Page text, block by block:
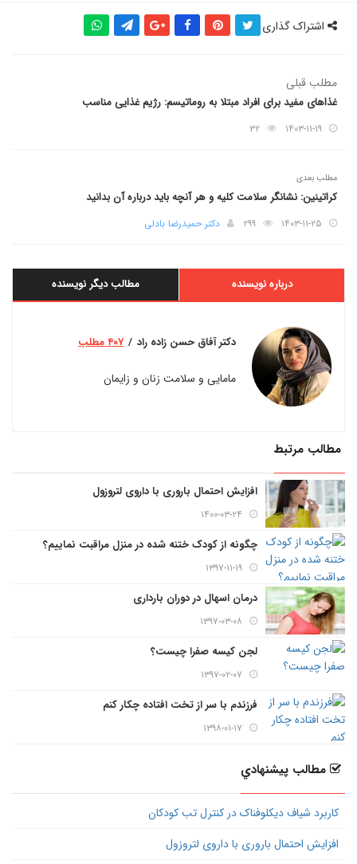
اشتراک گذاری
مطلب قبلی
غذاهای مفید برای افراد مبتلا به روماتیسم: رژیم غذایی مناسب
۱۴۰۳-۱۱-۱۹ ۳۲
مطلب بعدی
کراتینین: نشانگر سلامت کلیه و هر آنچه باید درباره آن بدانید
۱۴۰۳-۱۱-۲۵ ۲۹۹ دکتر حمیدرضا بادلی
مطالب دیگر نویسنده درباره نویسنده
دکتر آفاق حسن زاده راد ۴۰۷ مطلب
مامایی و سلامت زنان و زایمان
مطالب مرتبط
افزایش احتمال باروری با داروی لتروزول
۱۴۰۰-۰۳-۲۴
چگونه از کودک ختنه شده در منزل مراقبت نماییم؟
۱۳۹۷-۱۱-۱۹
درمان اسهال در دوران بارداری
۱۳۹۷-۰۳-۰۸
لجن کیسه صفرا چیست؟
۱۳۹۷-۰۲-۰۷
فرزندم با سر از تخت افتاده چکار کنم
۱۳۹۸-۰۱-۱۷
مطالب پيشنهادي
کاربرد شیاف دیکلوفناک در کنترل تب کودکان
افزایش احتمال باروری با داروی لتروزول